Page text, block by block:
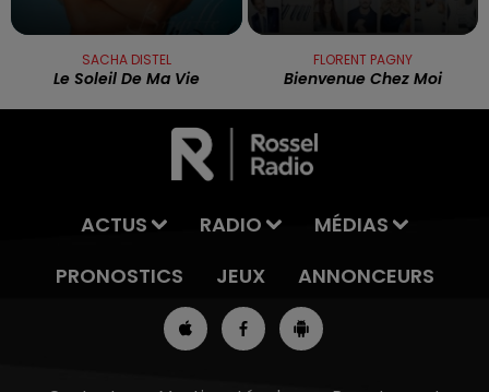
SACHA DISTEL
Le Soleil De Ma Vie
FLORENT PAGNY
Bienvenue Chez Moi
ACTUS RADIO
MÉDIAS
PRONOSTICS
JEUX ANNONCEURS